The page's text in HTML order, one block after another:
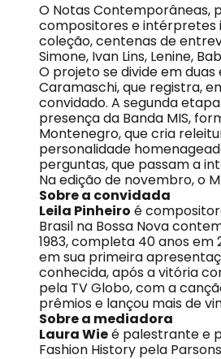
O Notas Contemporâneas,
compositores e intérpretes
coleção, centenas de
Simone, Ivan Lins, Lenine,
O projeto se divide em
Caramaschi, que registra,
convidado. A segunda
presença da Banda MIS,
Montenegro, que cria
personalidade
perguntas, que passam a
Na edição de novembro, o
Sobre a convidada
Leila Pinheiro é
Brasil na Bossa Nova
1983, completa 40 anos
em sua primeira
conhecida, após a vitória
pela TV Globo, com a
prêmios e lançou mais de
Sobre a mediadora
Laura Wieé palestrante e
Fashion History pela